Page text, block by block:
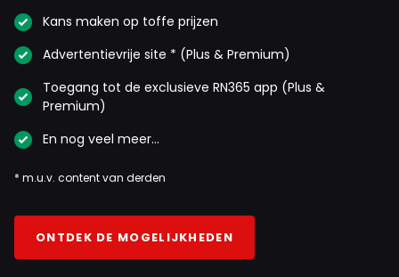
Kans maken op toffe prijzen
Advertentievrije site * (Plus & Premium)
Toegang tot de exclusieve RN365 app (Plus &
Premium)
En nog veel meer…
* m.u.v. content van derden
ONTDEK DE MOGELIJKHEDEN